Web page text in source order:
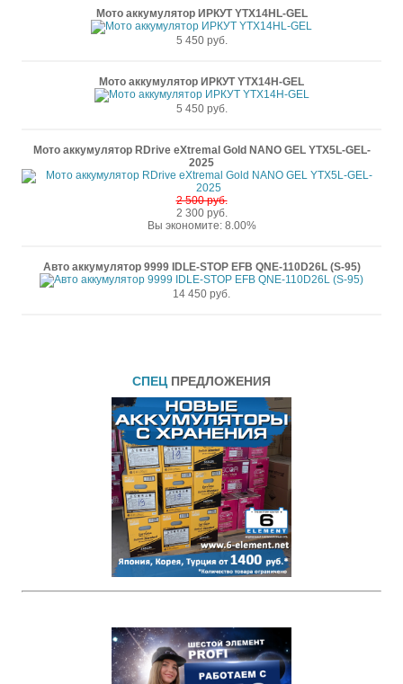
СПЕЦ ПРЕДЛОЖЕНИЯ
Мото аккумулятор ИРКУТ YTX14HL-GEL
5 450 руб.
Мото аккумулятор ИРКУТ YTX14H-GEL
5 450 руб.
Мото аккумулятор RDrive eXtremal Gold NANO GEL YTX5L-GEL-
2025
2 500 руб.
2 300 руб.
Вы экономите: 8.00%
Авто аккумулятор 9999 IDLE-STOP EFB QNE-110D26L (S-95)
14 450 руб.